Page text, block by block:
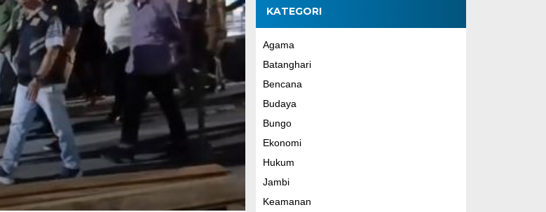
KATEGORI
Agama
Batanghari
Bencana
Budaya
Bungo
Ekonomi
Hukum
Jambi
Keamanan